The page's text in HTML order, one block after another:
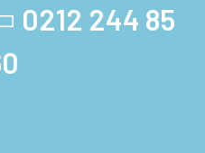
0212 244 85